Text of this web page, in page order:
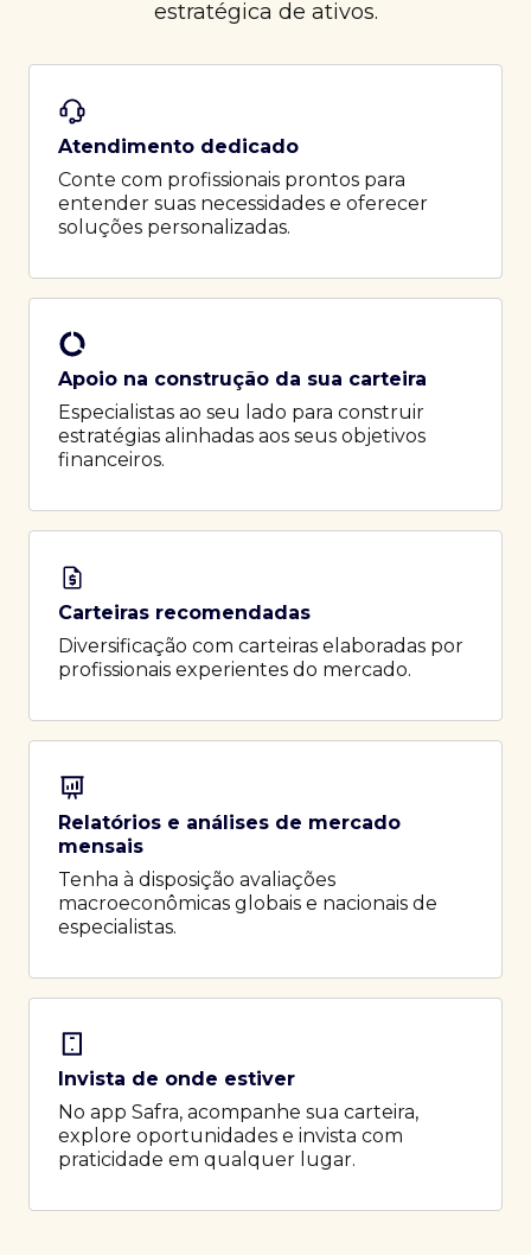
estratégica de ativos.
Atendimento dedicado
Conte com profissionais prontos para
entender suas necessidades e oferecer
soluções personalizadas.
Apoio na construção da sua carteira
Especialistas ao seu lado para construir
estratégias alinhadas aos seus objetivos
financeiros.
Carteiras recomendadas
Diversificação com carteiras elaboradas por
profissionais experientes do mercado.
Relatórios e análises de mercado
mensais
Tenha à disposição avaliações
macroeconômicas globais e nacionais de
especialistas.
Invista de onde estiver
No app Safra, acompanhe sua carteira,
explore oportunidades e invista com
praticidade em qualquer lugar.